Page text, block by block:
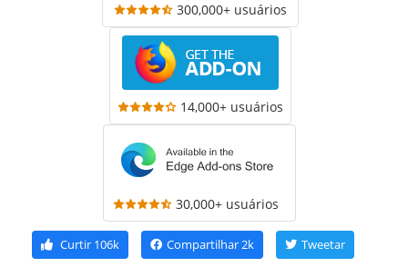
300,000+ usuários
14,000+ usuários
30,000+ usuários
Curtir 106k Compartilhar2k Tweetar